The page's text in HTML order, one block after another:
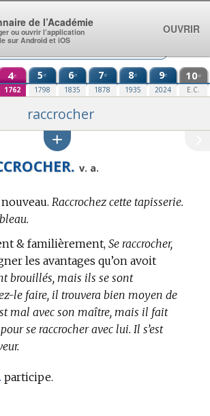
4e
1762
5e
1798
6e
1835
7e
1878
8e
1935
9e
2024
10e
E.C.
raccrocher
v. a.
Raccrochez cette tapisserie.
& familièrement, Se raccrocher,
les avantages qu’on avoit
brouillés, mais ils se sont
le faire, il trouvera bien moyen de
mal avec son maître, mais il fait
se raccrocher avec lui. Il s’est
participe.
de l’Académie
ou ouvrir l’application
sur Android et iOS
OUVRIR